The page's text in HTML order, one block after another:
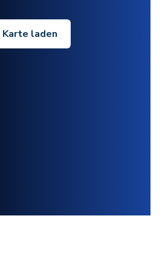
Karte laden